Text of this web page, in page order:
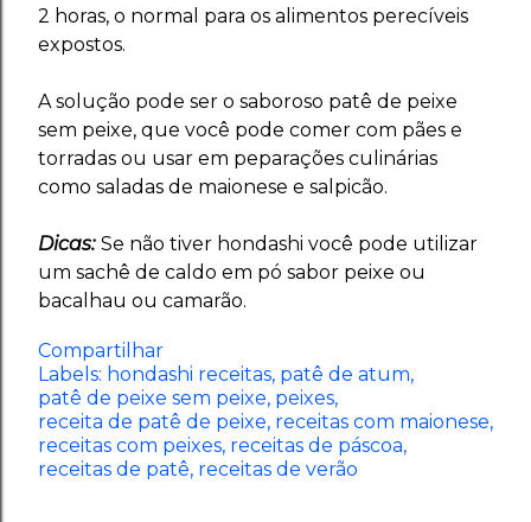
2 horas, o normal para os alimentos perecíveis
expostos.
A solução pode ser o saboroso patê de peixe
sem peixe, que você pode comer com pães e
torradas ou usar em peparações culinárias
como saladas de maionese e salpicão.
Dicas: Se não tiver hondashi você pode utilizar
um sachê de caldo em pó sabor peixe ou
bacalhau ou camarão.
Compartilhar
Labels: hondashi receitas patê de atum
patê de peixe sem peixe peixes
receita de patê de peixe receitas com maionese
receitas com peixes receitas de páscoa
receitas de patê receitas de verão